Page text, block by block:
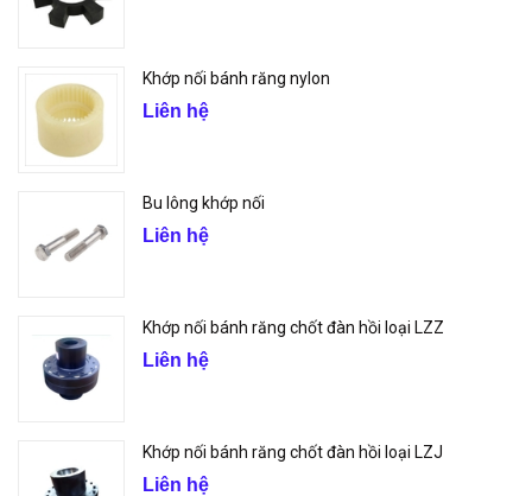
Khớp nối bánh răng nylon
Liên hệ
Bu lông khớp nối
Liên hệ
Khớp nối bánh răng chốt đàn hồi loại LZZ
Liên hệ
Khớp nối bánh răng chốt đàn hồi loại LZJ
Liên hệ